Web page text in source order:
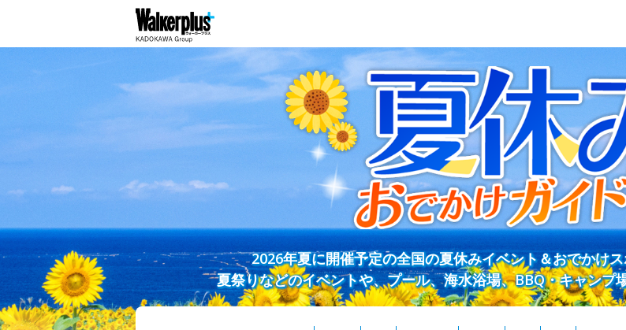
2026年夏に開催予定の全国の夏休みイベント＆おでかけ
夏祭りなどのイベントや、プール、海水浴場、BBQ・キャンプ